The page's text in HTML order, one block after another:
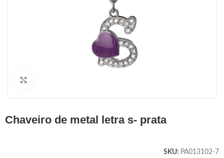
chaveiro de metal letra s- prata
SKU: PA013102-7